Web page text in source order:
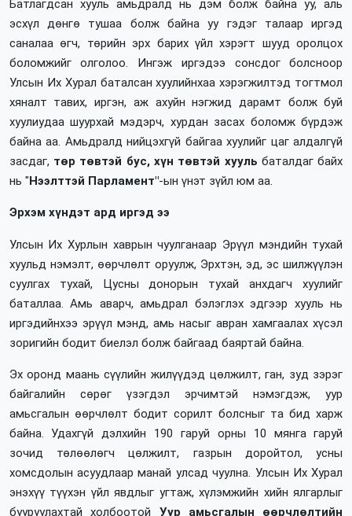
Батлагдсан хууль амьдралд нь дэм болж байна уу, аль
эсхүл дөнгө тушаа болж байна уу гэдэг талаар иргэд
саналаа өгч, төрийн эрх барих үйл хэрэгт шууд оролцох
боломжийг олголоо. Ингэж иргэдээ сонсдог болсноор
Улсын Их Хурал баталсан хуулийнхаа хэрэгжилтэд тогтмол
хяналт тавих, иргэн, аж ахуйн нэгжид дарамт болж буй
хуулиудаа шуурхай мэдэрч, хурдан засах боломж бүрдэж
байна аа. Амьдралд нийцэхгүй байгаа хуулийг цаг алдалгүй
засдаг, төр төвтэй бус, хүн төвтэй хууль баталдаг байх
нь "Нээлттэй Парламент"-ын үнэт зүйл юм аа.
Эрхэм хүндэт ард иргэд ээ
Улсын Их Хурлын хаврын чуулганаар Эрүүл мэндийн тухай
хуульд нэмэлт, өөрчлөлт оруулж, Эрхтэн, эд, эс шилжүүлэн
суулгах тухай, Цусны донорын тухай анхдагч хуулийг
баталлаа. Амь аварч, амьдрал бэлэглэх эдгээр хууль нь
иргэдийнхээ эрүүл мэнд, амь насыг авран хамгаалах хүсэл
зоригийн бодит биелэл болж байгаад баяртай байна.
Эх оронд маань сүүлийн жилүүдэд цөлжилт, ган, зуд зэрэг
байгалийн сөрөг үзэгдэл эрчимтэй нэмэгдэж, уур
амьсгалын өөрчлөлт бодит сорилт болсныг та бид харж
байна. Удахгүй дэлхийн 190 гаруй орны 10 мянга гаруй
зочид төлөөлөгч цөлжилт, газрын доройтол, усны
хомсдолын асуудлаар манай улсад чуулна. Улсын Их Хурал
энэхүү түүхэн үйл явдлыг угтаж, хүлэмжийн хийн ялгарлыг
бууруулахтай холбоотой Уур амьсгалын өөрчлөлтийн